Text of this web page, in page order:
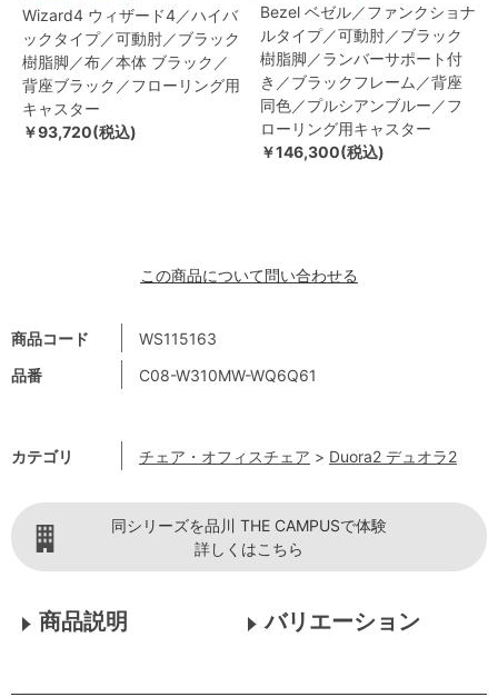
商品コード
WS115163
品番
C08-W310MW-WQ6Q61
カテゴリ チェア・オフィスチェア > Duora2 デュオラ2
Wizard4 ウィザード4／ハイバ
ックタイプ／可動肘／ブラック
樹脂脚／布／本体 ブラック／
背座ブラック／フローリング用
キャスター
￥93,720(税込)
Bezel ベゼル／ファンクショナ
ルタイプ／可動肘／ブラック
樹脂脚／ランバーサポート付
き／ブラックフレーム／背座
同色／プルシアンブルー／フ
ローリング用キャスター
￥146,300(税込)
この商品について問い合わせる
同シリーズを品川 THE CAMPUSで体験
詳しくはこちら
商品説明 バリエーション